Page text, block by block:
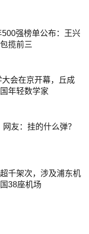
强榜单公布：王兴
揽前三
会在京开幕，丘成
年轻数学家
友：挂的什么弹？
千架次，涉及浦东机
38座机场